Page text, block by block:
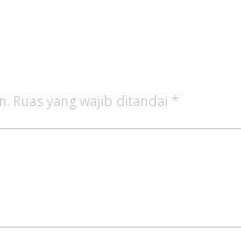
Ruas yang wajib ditandai *